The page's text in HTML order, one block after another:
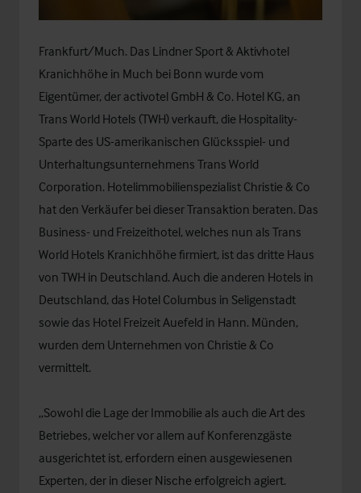
Frankfurt/Much. Das Lindner Sport & Aktivhotel
Kranichhöhe in Much bei Bonn wurde vom
Eigentümer, der activotel GmbH & Co. Hotel KG, an
Trans World Hotels (TWH) verkauft, die Hospitality-
Sparte des US-amerikanischen Glücksspiel- und
Unterhaltungsunternehmens Trans World
Corporation. Hotelimmobilienspezialist Christie & Co
hat den Verkäufer bei dieser Transaktion beraten. Das
Business- und Freizeithotel, welches nun als Trans
World Hotels Kranichhöhe firmiert, ist das dritte Haus
von TWH in Deutschland. Auch die anderen Hotels in
Deutschland, das Hotel Columbus in Seligenstadt
sowie das Hotel Freizeit Auefeld in Hann. Münden,
wurden dem Unternehmen von Christie & Co
vermittelt.
„Sowohl die Lage der Immobilie als auch die Art des
Betriebes, welcher vor allem auf Konferenzgäste
ausgerichtet ist, erfordern einen ausgewiesenen
Experten, der in dieser Nische erfolgreich agiert.